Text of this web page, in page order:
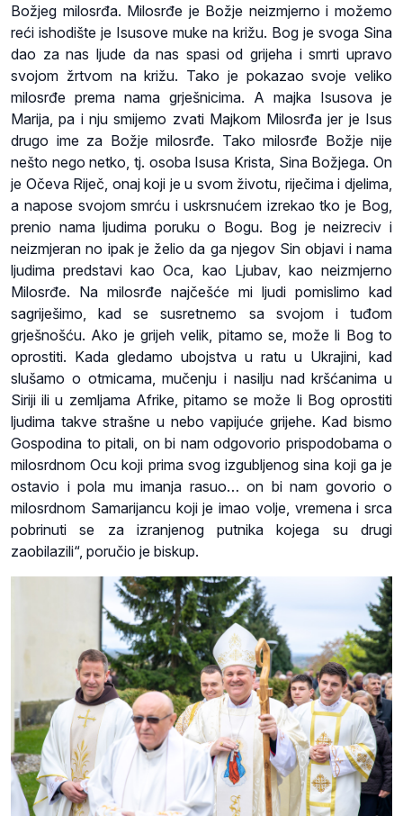
Božjeg milosrđa. Milosrđe je Božje neizmjerno i možemo
reći ishodište je Isusove muke na križu. Bog je svoga Sina
dao za nas ljude da nas spasi od grijeha i smrti upravo
svojom žrtvom na križu. Tako je pokazao svoje veliko
milosrđe prema nama grješnicima. A majka Isusova je
Marija, pa i nju smijemo zvati Majkom Milosrđa jer je Isus
drugo ime za Božje milosrđe. Tako milosrđe Božje nije
nešto nego netko, tj. osoba Isusa Krista, Sina Božjega. On
je Očeva Riječ, onaj koji je u svom životu, riječima i djelima,
a napose svojom smrću i uskrsnućem izrekao tko je Bog,
prenio nama ljudima poruku o Bogu. Bog je neizreciv i
neizmjeran no ipak je želio da ga njegov Sin objavi i nama
ljudima predstavi kao Oca, kao Ljubav, kao neizmjerno
Milosrđe. Na milosrđe najčešće mi ljudi pomislimo kad
sagriješimo, kad se susretnemo sa svojom i tuđom
grješnošću. Ako je grijeh velik, pitamo se, može li Bog to
oprostiti. Kada gledamo ubojstva u ratu u Ukrajini, kad
slušamo o otmicama, mučenju i nasilju nad kršćanima u
Siriji ili u zemljama Afrike, pitamo se može li Bog oprostiti
ljudima takve strašne u nebo vapijuće grijehe. Kad bismo
Gospodina to pitali, on bi nam odgovorio prispodobama o
milosrdnom Ocu koji prima svog izgubljenog sina koji ga je
ostavio i pola mu imanja rasuo… on bi nam govorio o
milosrdnom Samarijancu koji je imao volje, vremena i srca
pobrinuti se za izranjenog putnika kojega su drugi
zaobilazili“, poručio je biskup.